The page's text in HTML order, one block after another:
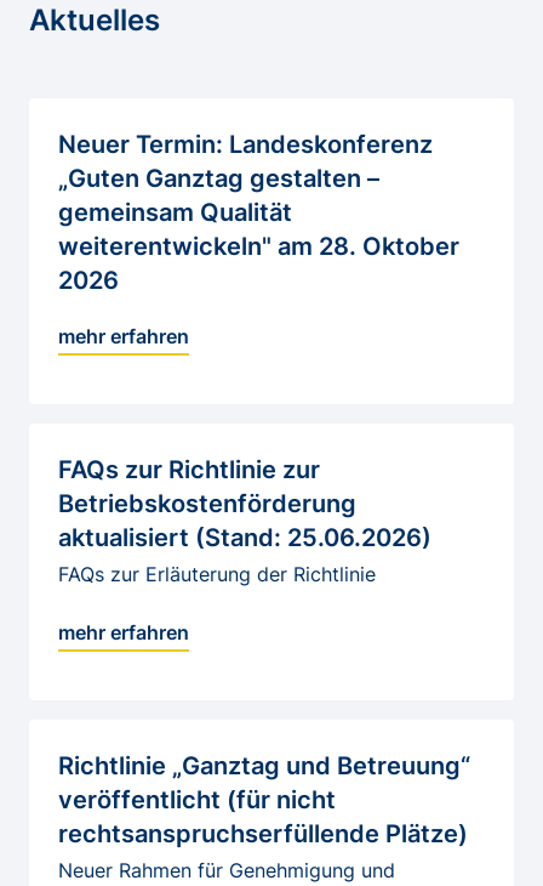
Aktuelles
Neuer Termin: Landeskonferenz
„Guten Ganztag gestalten –
gemeinsam Qualität
weiterentwickeln" am 28. Oktober
2026
mehr erfahren
FAQs zur Richtlinie zur
Betriebskostenförderung
aktualisiert (Stand: 25.06.2026)
FAQs zur Erläuterung der Richtlinie
mehr erfahren
Richtlinie „Ganztag und Betreuung“
veröffentlicht (für nicht
rechtsanspruchserfüllende Plätze)
Neuer Rahmen für Genehmigung und